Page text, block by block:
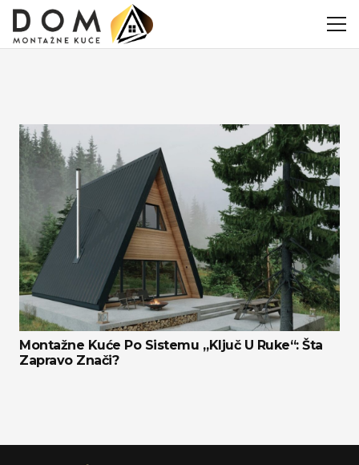
Montažne Kuće Po Sistemu „ključ U Ruke“: Šta
Zapravo Znači?